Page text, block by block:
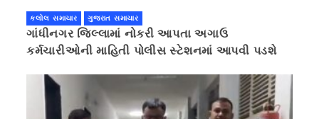
કલોલ સમાચાર ગુજરાત સમાચાર
ગાંધીનગર જિલ્લામાં નોકરી આપતા અગાઉ
કર્મચારીઓની માહિતી પોલીસ સ્ટેશનમાં આપવી પડશે